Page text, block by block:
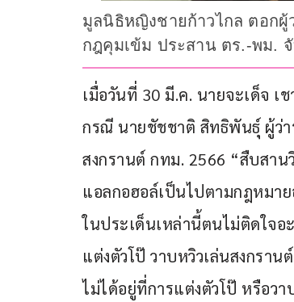
มูลนิธิหญิงชายก้าวไกล ตอกผู้
กฎคุมเข้ม ประสาน ตร.-พม.
เมื่อวันที่ 30 มี.ค. นายจะเด็จ เ
กรณี นายชัชชาติ สิทธิพันธุ์ ผู้ว่า
สงกรานต์ กทม. 2566 “สืบสาน
แอลกอฮอล์เป็นไปตามกฎหมา
ในประเด็นเหล่านี้ตนไม่ติดใจอ
แต่งตัวโป๊ วาบหวิวเล่นสงกรา
ไม่ได้อยู่ที่การแต่งตัวโป๊ หรือว